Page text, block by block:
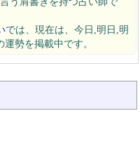
では、現在は、今日,明日,明
勢を掲載中です。